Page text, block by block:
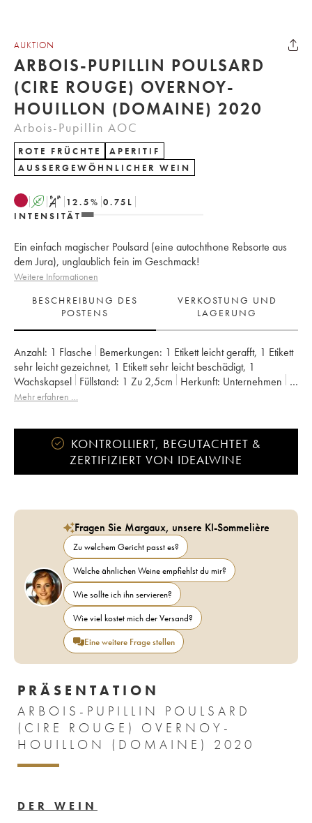
AUKTION
ARBOIS-PUPILLIN POULSARD
(CIRE ROUGE) OVERNOY-
HOUILLON (DOMAINE) 2020
Arbois-Pupillin AOC
ROTE FRÜCHTE
APERITIF
AUSSERGEWÖHNLICHER WEIN
A S 12.5% 0.75 L
INTENSITÄT
Ein einfach magischer Poulsard (eine autochthone Rebsorte aus
dem Jura), unglaublich fein im Geschmack!
Weitere Informationen
BESCHREIBUNG DES
POSTENS
VERKOSTUNG UND
LAGERUNG
Anzahl: 1 Flasche Bemerkungen: 1 Etikett leicht gerafft, 1 Etikett
sehr leicht gezeichnet, 1 Etikett sehr leicht beschädigt, 1
Wachskapsel Füllstand: 1 Zu 2,5cm Herkunft:
unternehmen
Mwst. erstattbar:
Mehr erfahren …
KONTROLLIERT, BEGUTACHTET &
ZERTIFIZIERT VON IDEALWINE
Fragen Sie Margaux, unsere KI-Sommelière
Zu welchem Gericht passt es?
Welche ähnlichen Weine empfiehlst du mir?
Wie sollte ich ihn servieren?
Wie viel kostet mich der Versand?
Eine weitere Frage stellen
PRÄSENTATION
ARBOIS-PUPILLIN POULSARD
(CIRE ROUGE) OVERNOY-
HOUILLON (DOMAINE) 2020
DER WEIN